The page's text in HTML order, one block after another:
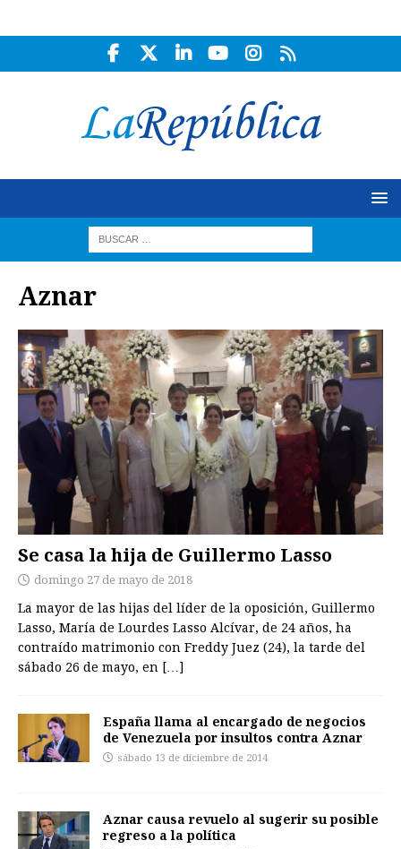
Aznar
Se casa la hija de Guillermo Lasso
domingo 27 de mayo de 2018
La mayor de las hijas del líder de la oposición, Guillermo
Lasso, María de Lourdes Lasso Alcívar, de 24 años, ha
contraído matrimonio con Freddy Juez (24), la tarde del
sábado 26 de mayo, en […]
España llama al encargado de negocios
de Venezuela por insultos contra Aznar
sábado 13 de diciembre de 2014
Aznar causa revuelo al sugerir su posible
regreso a la política